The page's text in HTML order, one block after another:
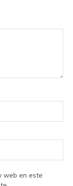
web en este